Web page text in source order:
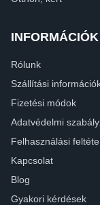
INFORMÁCIÓK
Rólunk
Szállítási
Fizetési módok
Adatvédelmi
Felhasználási
Kapcsolat
Blog
Gyakori kérdések